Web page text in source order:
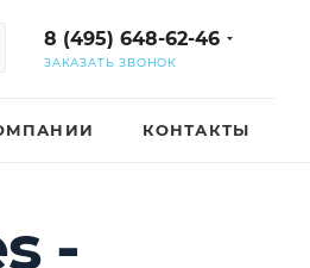
8 (495) 648-62-46
ЗАКАЗАТЬ ЗВОНОК
КОНТАКТЫ
-